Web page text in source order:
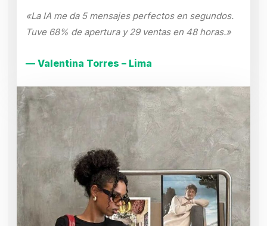
«La IA me da 5 mensajes perfectos en segundos.
Tuve 68% de apertura y 29 ventas en 48 horas.»
— Valentina Torres – Lima